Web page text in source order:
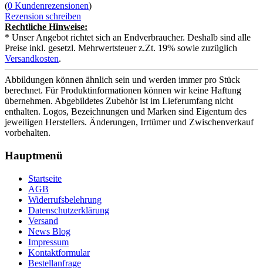
(0 Kundenrezensionen)
Rezension schreiben
Rechtliche Hinweise:
* Unser Angebot richtet sich an Endverbraucher. Deshalb sind alle
Preise inkl. gesetzl. Mehrwertsteuer z.Zt. 19% sowie zuzüglich
Versandkosten.
Abbildungen können ähnlich sein und werden immer pro Stück
berechnet. Für Produktinformationen können wir keine Haftung
übernehmen. Abgebildetes Zubehör ist im Lieferumfang nicht
enthalten. Logos, Bezeichnungen und Marken sind Eigentum des
jeweiligen Herstellers. Änderungen, Irrtümer und Zwischenverkauf
vorbehalten.
Hauptmenü
Startseite
AGB
Widerrufsbelehrung
Datenschutzerklärung
Versand
News Blog
Impressum
Kontaktformular
Bestellanfrage